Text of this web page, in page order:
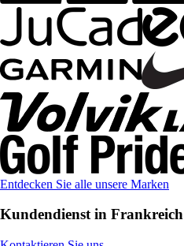
Entdecken Sie alle unsere Marken
Kundendienst in Frankreich